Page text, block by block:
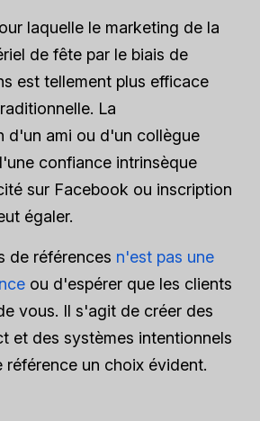
laquelle le marketing de la
de fête par le biais de
est tellement plus efficace
La
d'un ami ou d'un collègue
confiance intrinsèque
sur Facebook ou inscription
égaler.
de références n'est pas une
ou d'espérer que les clients
vous. Il s'agit de créer des
et des systèmes intentionnels
un choix évident.